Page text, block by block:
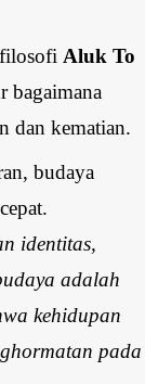
Aluk To
bagaimana
dan kematian.
budaya
identitas,
adalah
kehidupan
pada